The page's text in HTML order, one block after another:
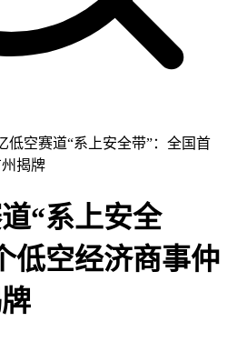
低空赛道“系上安全带”：全国首
揭牌
“系上安全
低空经济商事仲